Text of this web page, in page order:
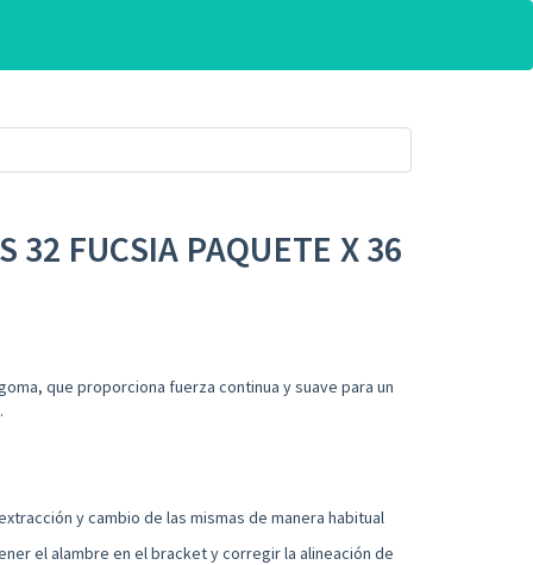
32 FUCSIA PAQUETE X 36
que proporciona fuerza continua y suave para un
.
y cambio de las mismas de manera habitual
el alambre en el bracket y corregir la alineación de